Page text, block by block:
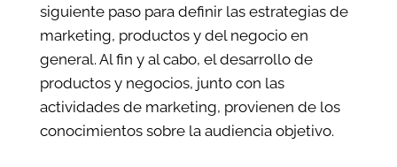
siguiente paso para definir las estrategias de
marketing, productos y del negocio en
general. Al fin y al cabo, el desarrollo de
productos y negocios, junto con las
actividades de marketing, provienen de los
conocimientos sobre la audiencia objetivo.